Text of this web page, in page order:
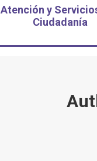
Atención y
Ciudadanía